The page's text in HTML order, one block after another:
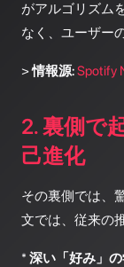
がアルゴリズム
なく、ユーザー
>情報源:Spotify
2. 裏側で
己進化
その裏側では、
文では、従来の
* 深い「好み」